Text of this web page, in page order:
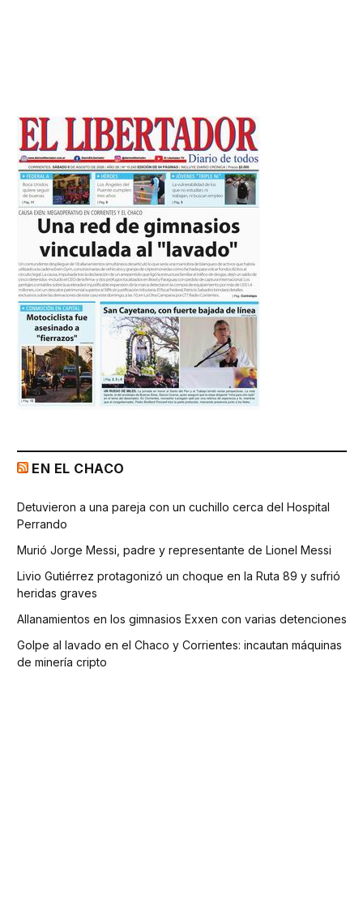
EN EL CHACO
Detuvieron a una pareja con un cuchillo cerca del Hospital
Perrando
Murió Jorge Messi, padre y representante de Lionel Messi
Livio Gutiérrez protagonizó un choque en la Ruta 89 y sufrió
heridas graves
Allanamientos en los gimnasios Exxen con varias detenciones
Golpe al lavado en el Chaco y Corrientes: incautan máquinas
de minería cripto